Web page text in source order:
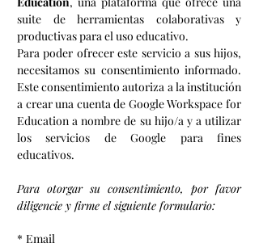
suite de herramientas colaborativas y
productivas para el uso educativo.
Para poder ofrecer este servicio a sus hijos,
necesitamos su consentimiento informado.
Este consentimiento autoriza a la institución
a crear una cuenta de Google Workspace for
Education a nombre de su hijo/a y a utilizar
los servicios de Google para fines
educativos.
Para otorgar su consentimiento, por favor
diligencie y firme el siguiente formulario:
* Email